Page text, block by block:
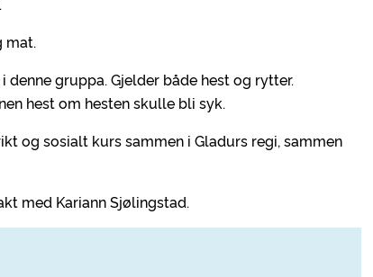
mat.
gruppa. Gjelder både hest og rytter.
hest om hesten skulle bli syk.
og sosialt kurs sammen i Gladurs regi, sammen
med Kariann Sjølingstad.